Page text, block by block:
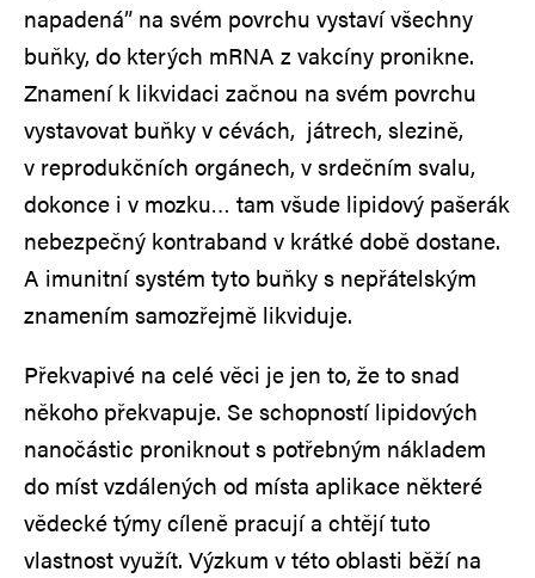
napadená” na svém povrchu vystaví všechny
buňky, do kterých mRNA z vakcíny pronikne.
Znamení k likvidaci začnou na svém povrchu
vystavovat buňky v cévách, játrech, slezině,
v reprodukčních orgánech, v srdečním svalu,
dokonce i v mozku… tam všude lipidový pašerák
nebezpečný kontraband v krátké době dostane.
A imunitní systém tyto buňky s nepřátelským
znamením samozřejmě likviduje.
Překvapivé na celé věci je jen to, že to snad
někoho překvapuje. Se schopností lipidových
nanočástic proniknout s potřebným nákladem
do míst vzdálených od místa aplikace některé
vědecké týmy cíleně pracují a chtějí tuto
vlastnost využít. Výzkum v této oblasti běží na